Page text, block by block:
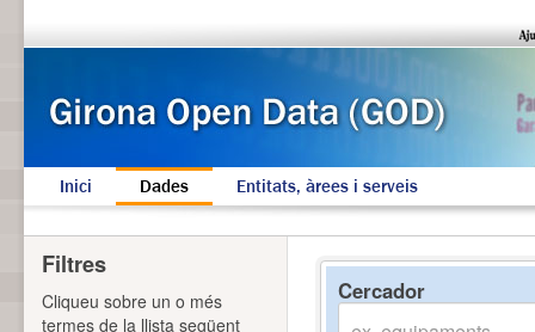
Inici Dades Entitats, àrees i serveis
Cercador
Filtres
Cliqueu sobre un o més
termes de la llista següent